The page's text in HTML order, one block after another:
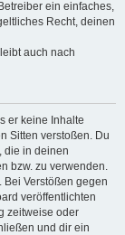
ein einfaches,
Recht, deinen
auch nach
er keine Inhalte
Sitten verstoßen. Du
die in deinen
bzw. zu verwenden.
Bei Verstößen gegen
veröffentlichten
zeitweise oder
und dir ein